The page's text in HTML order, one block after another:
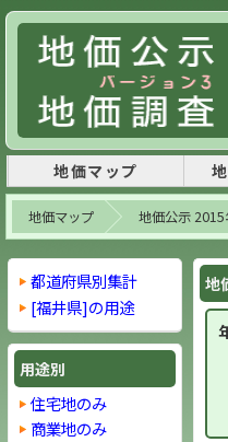
地価マップ
地価マップ 地価公示
地
都道府県別集計
[福井県]の用途
用途別
住宅地のみ
商業地のみ